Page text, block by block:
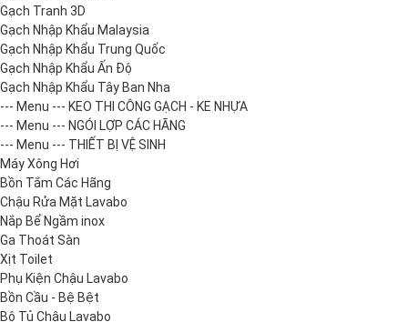
Gạch Tranh 3D
Gạch Nhập Khẩu Malaysia
Gạch Nhập Khẩu Trung Quốc
Gạch Nhập Khẩu Ấn Độ
Gạch Nhập Khẩu Tây Ban Nha
--- Menu --- KEO THI CÔNG GẠCH - KE NHỰA
--- Menu --- NGÓI LỢP CÁC HÃNG
--- Menu --- THIẾT BỊ VỆ SINH
Máy Xông Hơi
Bồn Tắm Các Hãng
Chậu Rửa Mặt Lavabo
Nắp Bể Ngầm inox
Ga Thoát Sàn
Xịt Toilet
Phụ Kiện Chậu Lavabo
Bồn Cầu - Bệ Bệt
Bộ Tủ Chậu Lavabo